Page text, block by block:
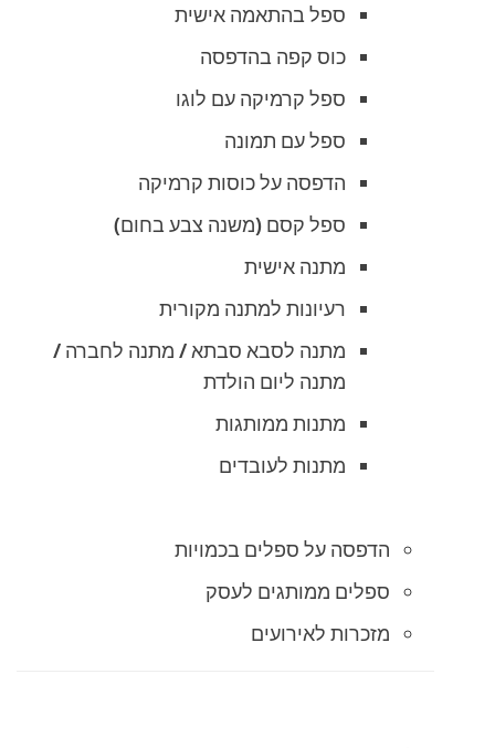
ספל בהתאמה אישית
כוס קפה בהדפסה
ספל קרמיקה עם לוגו
ספל עם תמונה
הדפסה על כוסות קרמיקה
ספל קסם (משנה צבע בחום)
מתנה אישית
רעיונות למתנה מקורית
מתנה לסבא סבתא / מתנה לחברה /
מתנה ליום הולדת
מתנות ממותגות
מתנות לעובדים
הדפסה על ספלים בכמויות
ספלים ממותגים לעסק
מזכרות לאירועים